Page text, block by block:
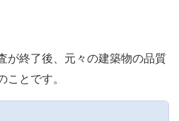
が終了後、元々の建築物の品質
ことです。